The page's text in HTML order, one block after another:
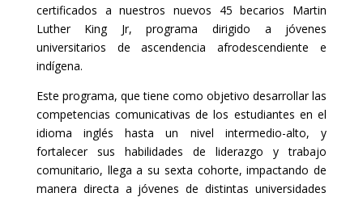
certificados a nuestros nuevos 45 becarios Martin
Luther King Jr, programa dirigido a jóvenes
universitarios de ascendencia afrodescendiente e
indígena.
Este programa, que tiene como objetivo desarrollar las
competencias comunicativas de los estudiantes en el
idioma inglés hasta un nivel intermedio-alto, y
fortalecer sus habilidades de liderazgo y trabajo
comunitario, llega a su sexta cohorte, impactando de
manera directa a jóvenes de distintas universidades